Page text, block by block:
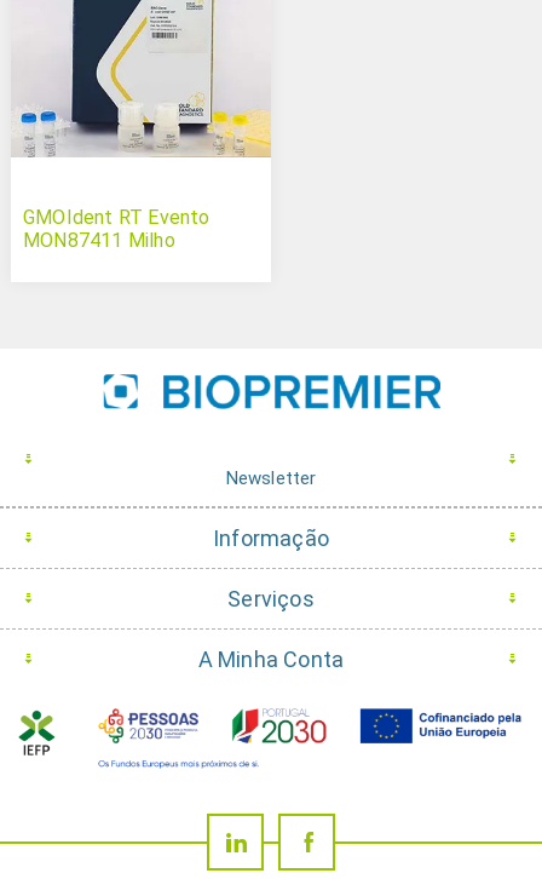
GMOIdent RT Evento
MON87411 Milho
Newsletter
Informação
Serviços
A Minha Conta